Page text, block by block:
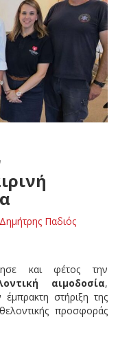
Δημήτρης Παδιός
και φέτος την
αιμοδοσία,
στήριξη της
προσφοράς